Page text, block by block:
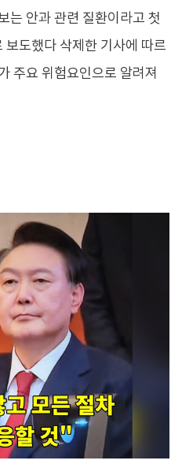
는 안과 관련 질환이라고 첫
도했다 삭제한 기사에 따르
주요 위험요인으로 알려져